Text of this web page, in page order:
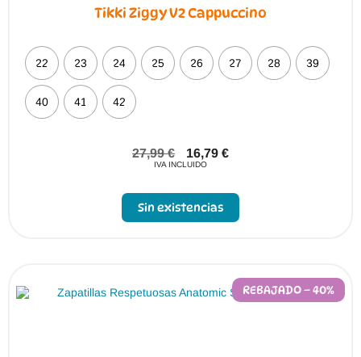
Tikki Ziggy V2 Cappuccino
22 23 24 25 26 27 28 39
40 41 42
27,99€ 16,79 €
IVA INCLUIDO
Sin existencias
REBAJADO – 40%